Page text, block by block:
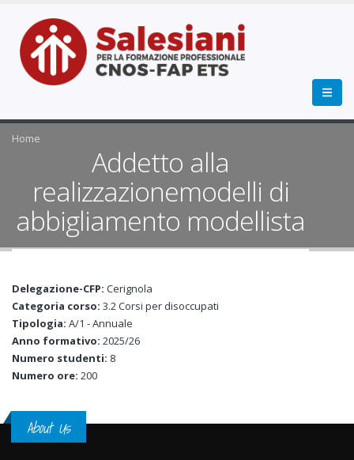
Home
Addetto alla
realizzazionemodelli di
abbigliamento modellista
Delegazione-CFP: Cerignola
Categoria corso: 3.2 Corsi per disoccupati
Tipologia: A/1 - Annuale
Anno formativo: 2025/26
Numero studenti: 8
Numero ore: 200
About Us